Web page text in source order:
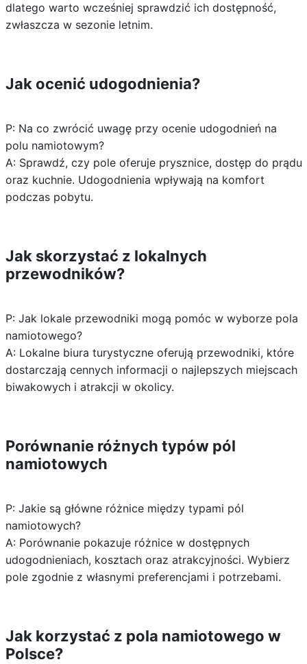
dlatego warto wcześniej sprawdzić ich dostępność,
zwłaszcza w sezonie letnim.
Jak ocenić udogodnienia?
P: Na co zwrócić uwagę przy ocenie udogodnień na
polu namiotowym?
A: Sprawdź, czy pole oferuje prysznice, dostęp do prądu
oraz kuchnie. Udogodnienia wpływają na komfort
podczas pobytu.
Jak skorzystać z lokalnych
przewodników?
P: Jak lokale przewodniki mogą pomóc w wyborze pola
namiotowego?
A: Lokalne biura turystyczne oferują przewodniki, które
dostarczają cennych informacji o najlepszych miejscach
biwakowych i atrakcji w okolicy.
Porównanie różnych typów pól
namiotowych
P: Jakie są główne różnice między typami pól
namiotowych?
A: Porównanie pokazuje różnice w dostępnych
udogodnieniach, kosztach oraz atrakcyjności. Wybierz
pole zgodnie z własnymi preferencjami i potrzebami.
Jak korzystać z pola namiotowego w
Polsce?